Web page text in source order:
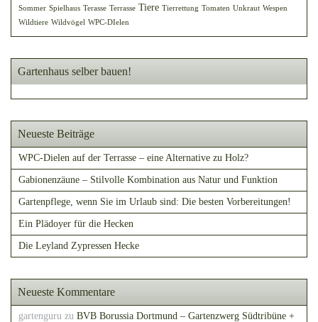
Sommer Spielhaus Terasse Terrasse Tiere Tierrettung Tomaten Unkraut Wespen
Wildtiere Wildvögel WPC-DIelen
Gartenhaus selber bauen!
Neueste Beiträge
WPC-Dielen auf der Terrasse – eine Alternative zu Holz?
Gabionenzäune – Stilvolle Kombination aus Natur und Funktion
Gartenpflege, wenn Sie im Urlaub sind: Die besten Vorbereitungen!
Ein Plädoyer für die Hecken
Die Leyland Zypressen Hecke
Neueste Kommentare
gartenguru zu BVB Borussia Dortmund – Gartenzwerg Südtribüne +